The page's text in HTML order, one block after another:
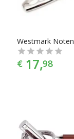
€ 17,98